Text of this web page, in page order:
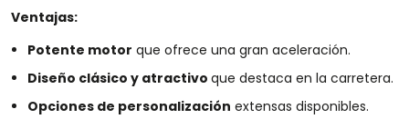
Ventajas:
Potente motor que ofrece una gran aceleración.
Diseño clásico y atractivo que destaca en la carretera.
Opciones de personalización extensas disponibles.